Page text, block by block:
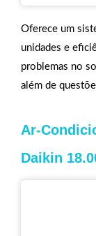
Oferece um
unidades e
problemas no
além de
Ar-
Daikin